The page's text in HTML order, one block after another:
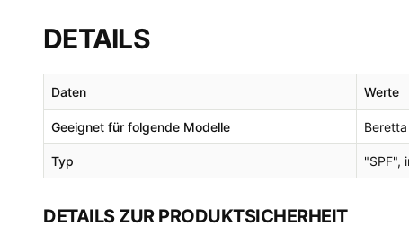
DETAILS
Daten Werte
Geeignet für folgende Modelle
Typ "SPF",
DETAILS ZUR PRODUKTSICHERHEIT